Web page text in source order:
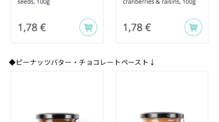
◆ピーナッツバター・チョコレートペースト↓